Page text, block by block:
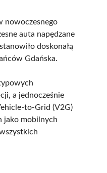
nowoczesnego
auta napędzane
doskonałą
Gdańska.
a jednocześnie
to-Grid (V2G)
jako mobilnych